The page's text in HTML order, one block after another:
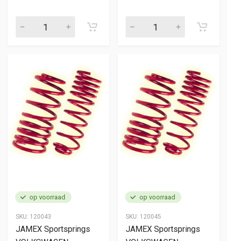
op voorraad
SKU: 120043
JAMEX Sportsprings
op voorraad
SKU: 120045
JAMEX Sportsprings